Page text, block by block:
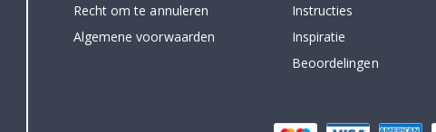
Recht om te annuleren
Algemene voorwaarden
Instructies
Inspiratie
Beoordelingen